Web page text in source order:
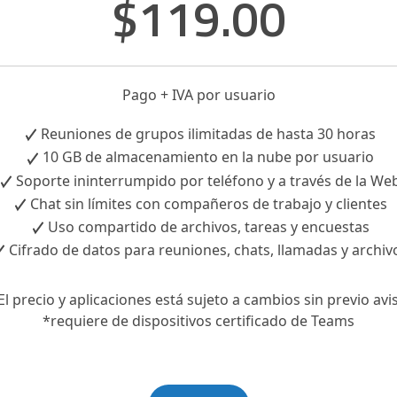
$119.00
Pago + IVA por usuario
Reuniones de grupos ilimitadas de hasta 30 horas
10 GB de almacenamiento en la nube por usuario
Soporte ininterrumpido por teléfono y a través de la
Chat sin límites con compañeros de trabajo y clientes
Uso compartido de archivos, tareas y encuestas
Cifrado de datos para reuniones, chats, llamadas y
precio y aplicaciones está sujeto a cambios sin previo
*requiere de dispositivos certificado de Teams